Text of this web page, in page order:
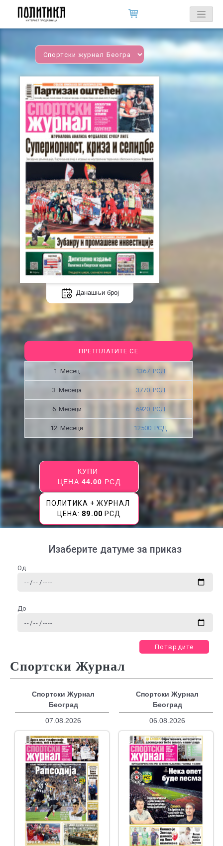
Данашњи број
ПРЕТПЛАТИТЕ СЕ
1 Месец 1367 РСД
3 Месецa 3770 РСД
6 Месеци 6920 РСД
12 Месеци 12500 РСД
КУПИ
ЦЕНА 44.00 РСД
ПОЛИТИКА + ЖУРНАЛ
ЦЕНА: 89.00 РСД
Изаберите датуме за приказ
Од
До
Потврдите
Спортски Журнал
Спортски Журнал
Београд
07.08.2026
Спортски Журнал
Београд
06.08.2026